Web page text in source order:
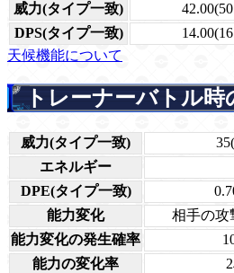
威力(タイプ一致)
DPS(タイプ一致)
天候機能について
トレーナーバトル時
威力(タイプ一致)
エネルギー
DPE(タイプ一致)
能力変化
相手の攻
能力変化の発生確率
能力の変化率